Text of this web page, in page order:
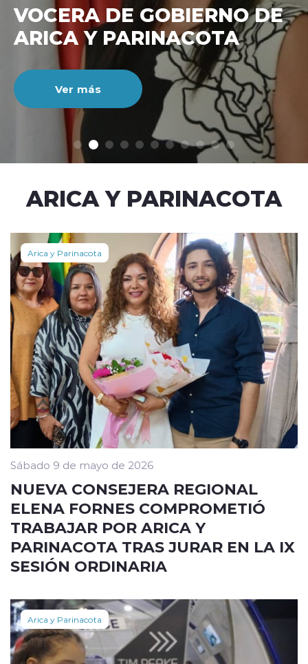
modo claro
VOCERA DE GOBIERNO DE
ARICA Y PARINACOTA
Ver más
ARICA Y PARINACOTA
Arica y Parinacota
Sábado 9 de mayo de 2026
NUEVA CONSEJERA REGIONAL
ELENA FORNES COMPROMETIÓ
TRABAJAR POR ARICA Y
PARINACOTA TRAS JURAR EN LA IX
SESIÓN ORDINARIA
Arica y Parinacota